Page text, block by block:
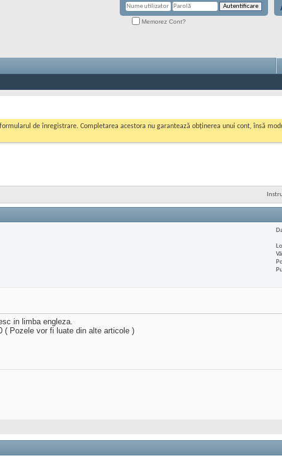
Memorez Cont?
de înregistrare. Completarea acestora nu garantează obținerea unui cont, însă
in limba engleza.
( Pozele vor fi luate din alte articole )